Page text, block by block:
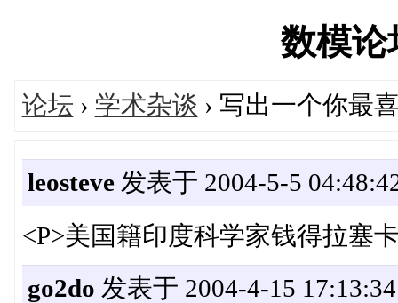
数模论
论坛 › 学术杂谈 › 写出一个你最
leosteve发表于 2004-5-5
<P>美国籍印度科学家钱得拉塞
go2do 发表于 2004-4-15 17:13:34